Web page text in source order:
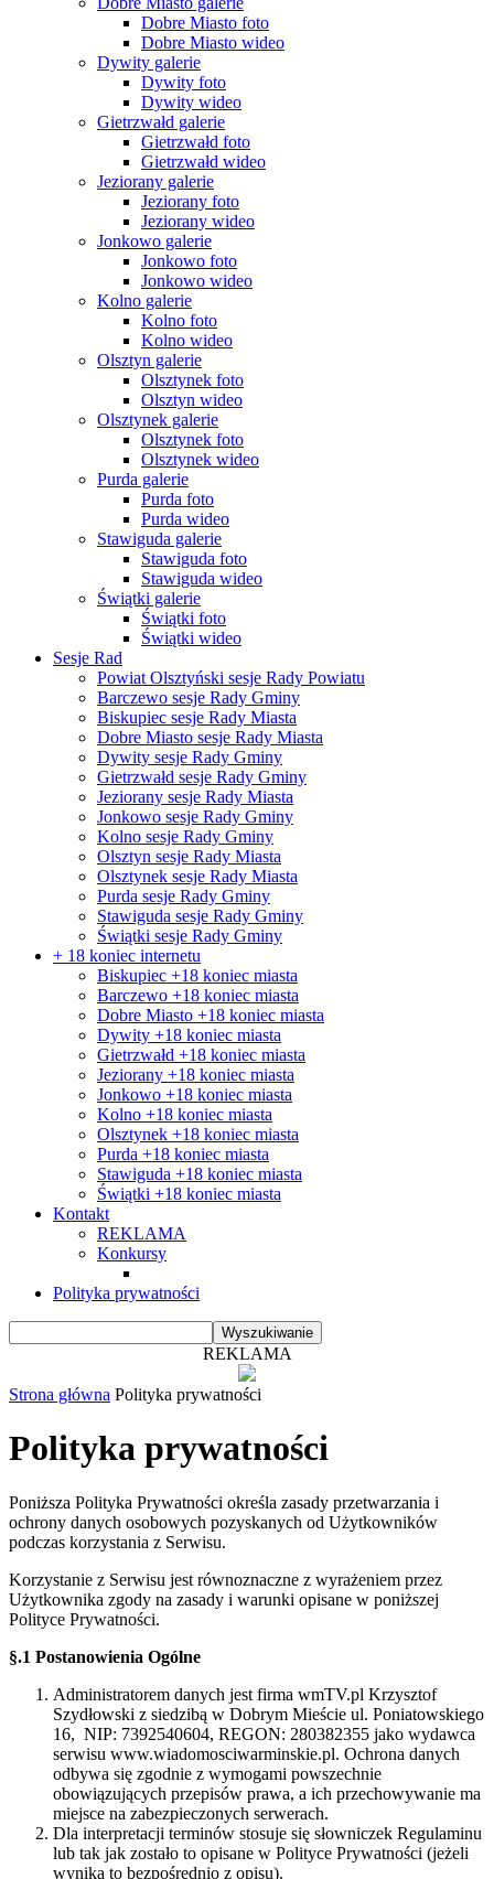
Dobre Miasto foto
Dobre Miasto wideo
Dywity galerie
Dywity foto
Dywity wideo
Gietrzwałd galerie
Gietrzwałd foto
Gietrzwałd wideo
Jeziorany galerie
Jeziorany foto
Jeziorany wideo
Jonkowo galerie
Jonkowo foto
Jonkowo wideo
Kolno galerie
Kolno foto
Kolno wideo
Olsztyn galerie
Olsztynek foto
Olsztyn wideo
Olsztynek galerie
Olsztynek foto
Olsztynek wideo
Purda galerie
Purda foto
Purda wideo
Stawiguda galerie
Stawiguda foto
Stawiguda wideo
Świątki galerie
Świątki foto
Świątki wideo
Sesje Rad
Powiat Olsztyński sesje Rady Powiatu
Barczewo sesje Rady Gminy
Biskupiec sesje Rady Miasta
Dobre Miasto sesje Rady Miasta
Dywity sesje Rady Gminy
Gietrzwałd sesje Rady Gminy
Jeziorany sesje Rady Miasta
Jonkowo sesje Rady Gminy
Kolno sesje Rady Gminy
Olsztyn sesje Rady Miasta
Olsztynek sesje Rady Miasta
Purda sesje Rady Gminy
Stawiguda sesje Rady Gminy
Świątki sesje Rady Gminy
+ 18 koniec internetu
Biskupiec +18 koniec miasta
Barczewo +18 koniec miasta
Dobre Miasto +18 koniec miasta
Dywity +18 koniec miasta
Gietrzwałd +18 koniec miasta
Jeziorany +18 koniec miasta
Jonkowo +18 koniec miasta
Kolno +18 koniec miasta
Olsztynek +18 koniec miasta
Purda +18 koniec miasta
Stawiguda +18 koniec miasta
Świątki +18 koniec miasta
Kontakt
REKLAMA
Konkursy
Polityka prywatności
REKLAMA
Strona główna Polityka prywatności
Polityka prywatności
Poniższa Polityka Prywatności określa zasady przetwarzania i
ochrony danych osobowych pozyskanych od Użytkowników
podczas korzystania z Serwisu.
Korzystanie z Serwisu jest równoznaczne z wyrażeniem przez
Użytkownika zgody na zasady i warunki opisane w poniższej
Polityce Prywatności.
§.1 Postanowienia Ogólne
Administratorem danych jest firma wmTV.pl Krzysztof
Szydłowski z siedzibą w Dobrym Mieście ul. Poniatowskiego
16, NIP: 7392540604, REGON: 280382355 jako wydawca
serwisu www.wiadomosciwarminskie.pl. Ochrona danych
odbywa się zgodnie z wymogami powszechnie
obowiązujących przepisów prawa, a ich przechowywanie ma
miejsce na zabezpieczonych serwerach.
Dla interpretacji terminów stosuje się słowniczek Regulaminu
lub tak jak zostało to opisane w Polityce Prywatności (jeżeli
wynika to bezpośrednio z opisu).